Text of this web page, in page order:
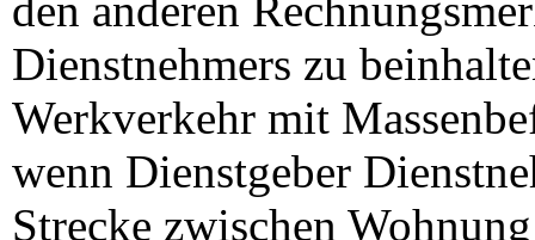
Dienstnehmers zu
Werkverkehr mit
wenn Dienstgeber
Strecke zwischen